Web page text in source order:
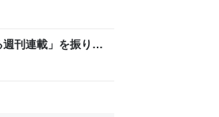
ンライン
刊連載」を振り返
舞台裏 | 日刊